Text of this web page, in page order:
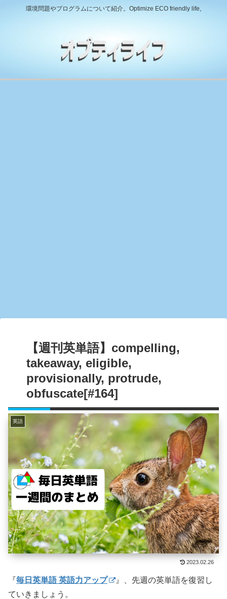
環境問題やプログラムについて紹介。Optimize ECO friendly life,
【週刊英単語】compelling,
takeaway, eligible,
provisionally, protrude,
obfuscate[#164]
英語
2023.02.26
『毎日英単語 英語力アップ
』、先週の英単語を復習し
ていきましょう。